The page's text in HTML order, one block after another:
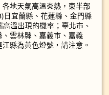
地天氣高溫炎熱，東半部
日宜蘭縣、花蓮縣、金門縣
溫出現的機率；臺北市、
雲林縣、嘉義市、嘉義
縣為黃色燈號，請注意。